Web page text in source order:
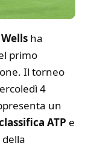
ha
primo
Il torneo
4
un
ATP e